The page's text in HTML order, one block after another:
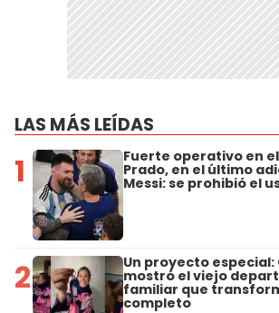
LAS MÁS LEÍDAS
1 Fuerte operativo en
Prado, en el último
Messi: se prohibió el
2 Un proyecto especial:
mostró el viejo
familiar que
completo